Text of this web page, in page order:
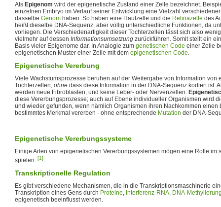
Als Epigenom wird der epigenetische Zustand einer Zelle bezeichnet.
einzelnen Embryo im Verlauf seiner Entwicklung eine Vielzahl
dasselbe Genom haben. So haben eine Hautzelle und die Retinazelle des
heißt dieselbe DNA-Sequenz, aber völlig unterschiedliche Funktionen, da
vorliegen. Die Verschiedenartigkeit dieser Tochterzellen lässt sich also
vielmehr auf dessen Informationsumsetzung zurückführen. Somit stellt ein
Basis vieler Epigenome dar. In Analogie zum genetischen Code einer Zelle
epigenetischen Muster einer Zelle mit dem epigenetischen Code.
Epigenetische Vererbung
Viele Wachstumsprozesse beruhen auf der Weitergabe von Information von
Tochterzellen, ohne dass diese Information in der DNA-Sequenz kodiert ist.
werden neue Fibroblasten, und keine Leber- oder Nervenzellen.
diese Vererbungsprozesse; auch auf Ebene individueller Organismen wird
und wieder gefunden, wenn nämlich Organismen ihren Nachkommen einen
bestimmtes Merkmal vererben - ohne entsprechende Mutation der DNA-
Epigenetische Vererbungssysteme
Einige Arten von epigenetischen Vererbungssystemen mögen eine Rolle im
spielen. [1]:
Transkriptionelle Regulation
Es gibt verschiedene Mechanismen, die in die Transkriptionsmaschinerie
Transkription eines Gens durch Proteine, Interferenz-RNA, DNA-
epigenetisch beeinflusst werden.